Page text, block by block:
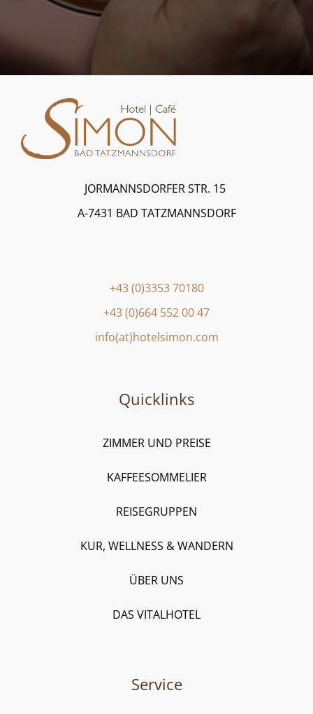
JORMANNSDORFER STR. 15
A-7431 BAD TATZMANNSDORF
+43 (0)3353 70180
+43 (0)664 552 00 47
info(at)hotelsimon.com
Quicklinks
ZIMMER UND PREISE
KAFFEESOMMELIER
REISEGRUPPEN
KUR, WELLNESS & WANDERN
ÜBER UNS
DAS VITALHOTEL
Service